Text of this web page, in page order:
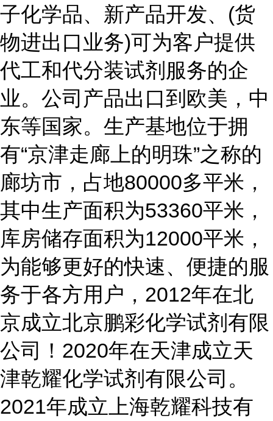
子化学品、新产品开发、(货
物进出口业务)可为客户提供
代工和代分装试剂服务的企
业。公司产品出口到欧美，中
东等国家。生产基地位于拥
有“京津走廊上的明珠”之称的
廊坊市，占地80000多平米，
其中生产面积为53360平米，
库房储存面积为12000平米，
为能够更好的快速、便捷的服
务于各方用户，2012年在北
京成立北京鹏彩化学试剂有限
公司！2020年在天津成立天
津乾耀化学试剂有限公司。
2021年成立上海乾耀科技有